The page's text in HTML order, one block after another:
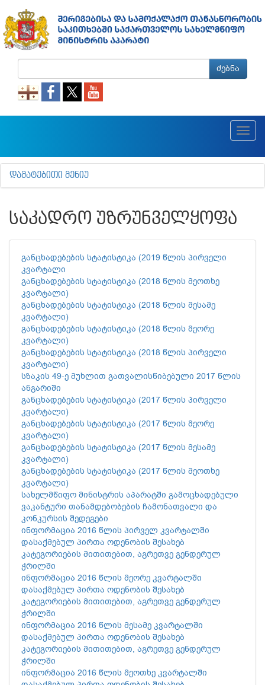
ძებნა
ᲓᲐᲛᲐᲢᲔᲑᲘᲗᲘ ᲛᲔᲜᲘᲣ
ᲡᲐᲙᲐᲓᲠᲝ ᲣᲖᲠᲣᲜᲕᲔᲚᲧᲝᲤᲐ
განცხადებების სტატისტიკა (2019 წლის პირველი
კვარტალი
განცხადებების სტატისტიკა (2018 წლის მეოთხე
კვარტალი)
განცხადებების სტატისტიკა (2018 წლის მესამე
კვარტალი)
განცხადებების სტატისტიკა (2018 წლის მეორე
კვარტალი)
განცხადებების სტატისტიკა (2018 წლის პირველი
კვარტალი)
სზაკის 49-ე მუხლით გათვალისწიბებული 2017 წლის
ანგარიში
განცხადებების სტატისტიკა (2017 წლის პირველი
კვარტალი)
განცხადებების სტატისტიკა (2017 წლის მეორე
კვარტალი)
განცხადებების სტატისტიკა (2017 წლის მესამე
კვარტალი)
განცხადებების სტატისტიკა (2017 წლის მეოთხე
კვარტალი)
სახელმწიფო მინისტრის აპარატში გამოცხადებული
ვაკანტური თანამდებობების ჩამონათვალი და
კონკურსის შედეგები
ინფორმაცია 2016 წლის პირველ კვარტალში
დასაქმებულ პირთა ოდენობის შესახებ
კატეგორიების მითითებით, აგრეთვე გენდერულ
ჭრილში
ინფორმაცია 2016 წლის მეორე კვარტალში
დასაქმებულ პირთა ოდენობის შესახებ
კატეგორიების მითითებით, აგრეთვე გენდერულ
ჭრილში
ინფორმაცია 2016 წლის მესამე კვარტალში
დასაქმებულ პირთა ოდენობის შესახებ
კატეგორიების მითითებით, აგრეთვე გენდერულ
ჭრილში
ინფორმაცია 2016 წლის მეოთხე კვარტალში